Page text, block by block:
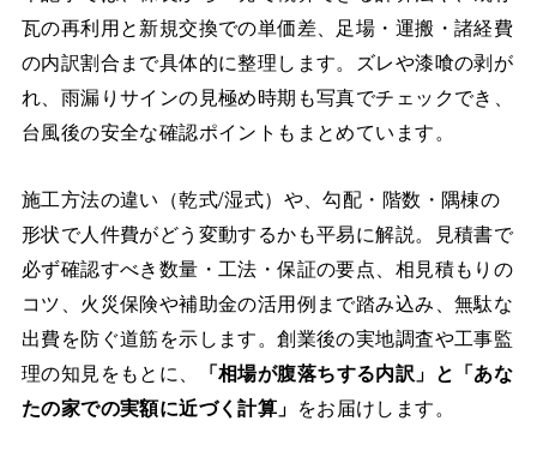
瓦の再利用と新規交換での単価差、足場・運搬・諸経費
の内訳割合まで具体的に整理します。ズレや漆喰の剥が
れ、雨漏りサインの見極め時期も写真でチェックでき、
台風後の安全な確認ポイントもまとめています。
施工方法の違い（乾式/湿式）や、勾配・階数・隅棟の
形状で人件費がどう変動するかも平易に解説。見積書で
必ず確認すべき数量・工法・保証の要点、相見積もりの
コツ、火災保険や補助金の活用例まで踏み込み、無駄な
出費を防ぐ道筋を示します。創業後の実地調査や工事監
理の知見をもとに、
「相場が腹落ちする内訳」と「あな
たの家での実額に近づく計算」 をお届けします。